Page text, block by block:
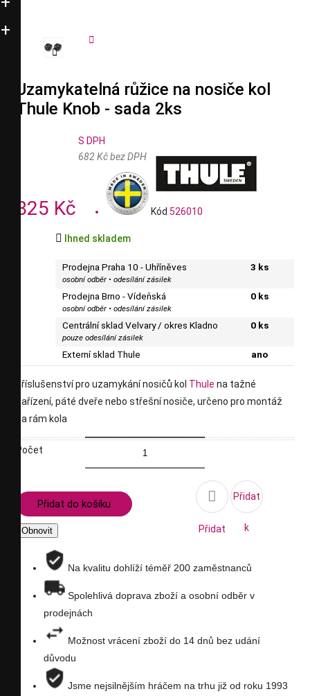


Uzamykatelná růžice na nosiče kol
Thule Knob - sada 2ks
825 Kč
S DPH
682 Kč bez DPH
Kód 526010
 Ihned skladem
Prodejna Praha 10 - Uhříněves
osobní odběr • odesílání zásilek
3 ks
Prodejna Brno - Vídeňská
osobní odběr • odesílání zásilek
0 ks
Centrální sklad Velvary / okres Kladno
pouze odesílání zásilek
0 ks
Externí sklad Thule ano
příslušenství pro uzamykání nosičů kol Thule na tažné
zařízení, páté dveře nebo střešní nosiče, určeno pro montáž
za rám kola
Počet
Přidat do košíku 
Přidat
seznam
Přidat
k
Na kvalitu dohlíží téměř 200 zaměstnanců
Spolehlivá doprava zboží a osobní odběr v
prodejnách
Možnost vrácení zboží do 14 dnů bez udání
důvodu
Jsme nejsilnějším hráčem na trhu již od roku 1993